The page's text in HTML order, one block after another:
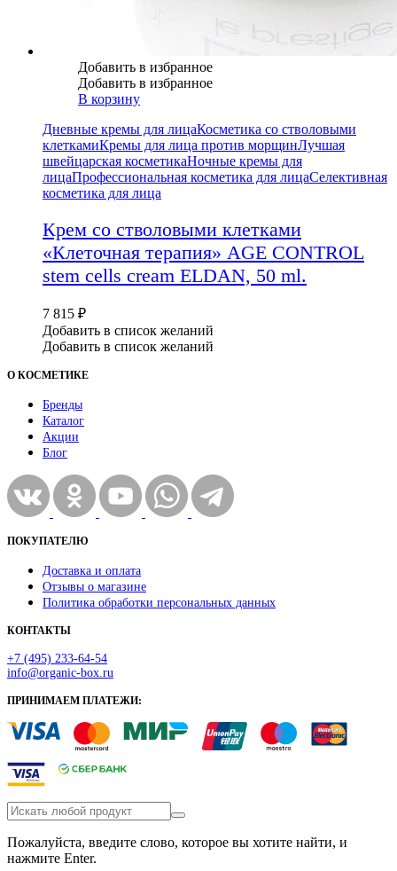
Добавить в избранное
Добавить в избранное
В корзину
Дневные кремы для лицаКосметика со стволовыми
клеткамиКремы для лица против морщинЛучшая
швейцарская косметикаНочные кремы для
лицаПрофессиональная косметика для лицаСелективная
косметика для лица
Крем со стволовыми клетками
«Клеточная терапия» AGE CONTROL
stem cells cream ELDAN, 50 ml.
7 815 ₽
Добавить в список желаний
Добавить в список желаний
О КОСМЕТИКЕ
Бренды
Каталог
Акции
Блог
ПОКУПАТЕЛЮ
Доставка и оплата
Отзывы о магазине
Политика обработки персональных данных
КОНТАКТЫ
+7 (495) 233-64-54
info@organic-box.ru
ПРИНИМАЕМ ПЛАТЕЖИ:
Пожалуйста, введите слово, которое вы хотите найти, и
нажмите Enter.